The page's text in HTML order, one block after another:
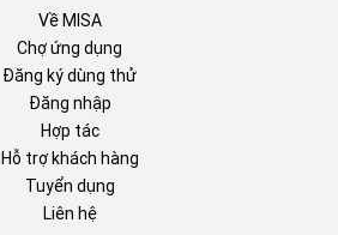
Về MISA
Chợ ứng dụng
Đăng ký dùng thử
Đăng nhập
Hợp tác
Hỗ trợ khách hàng
Tuyển dụng
Liên hệ